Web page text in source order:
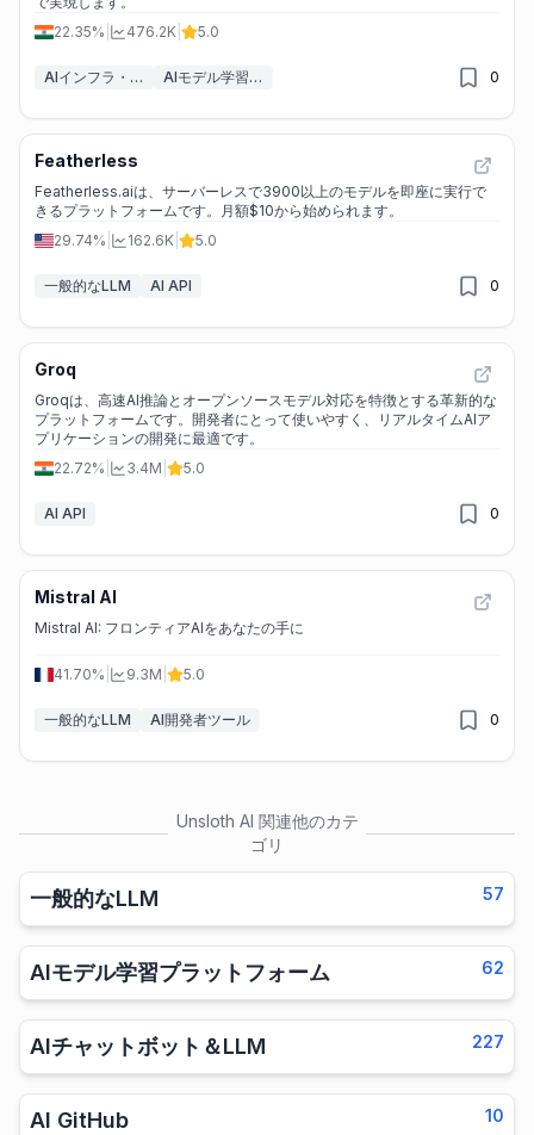
22.35%
476.2K 5.0
AIインフラ・GPUクラウド AIモデル学習プラットフォーム 0
Featherless
Featherless.aiは、サーバーレスで3900以上のモデルを即座に実行で
きるプラットフォームです。月額$10から始められます。
29.74%
162.6K 5.0
一般的なLLM AI API 0
Groq
Groqは、高速AI推論とオープンソースモデル対応を特徴とする革新的な
プラットフォームです。開発者にとって使いやすく、リアルタイムAIア
プリケーションの開発に最適です。
22.72%
3.4M 5.0
AI API 0
Mistral AI
Mistral AI: フロンティアAIをあなたの手に
41.70% 9.3M 5.0
一般的なLLM AI開発者ツール 0
Unsloth AI 関連他のカテ
ゴリ
一般的なLLM 57
AIモデル学習プラットフォーム 62
AIチャットボット＆LLM 227
AI GitHub 10